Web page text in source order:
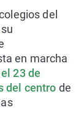
del
en marcha
el 23 de
del centro de